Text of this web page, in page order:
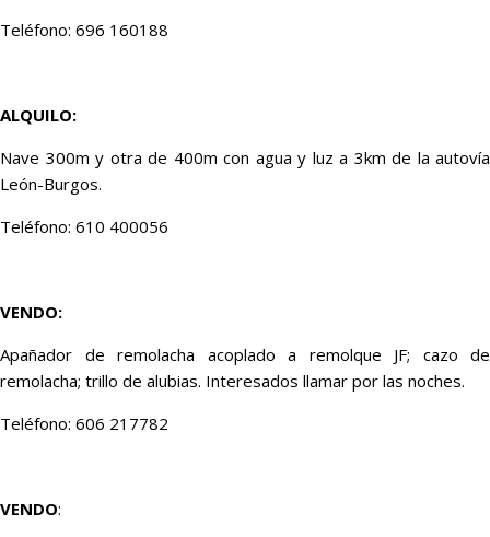
Teléfono: 696 160188
ALQUILO:
Nave 300m y otra de 400m con agua y luz a 3km de la autovía
León-Burgos.
Teléfono: 610 400056
VENDO:
Apañador de remolacha acoplado a remolque JF; cazo de
remolacha; trillo de alubias. Interesados llamar por las noches.
Teléfono: 606 217782
VENDO: